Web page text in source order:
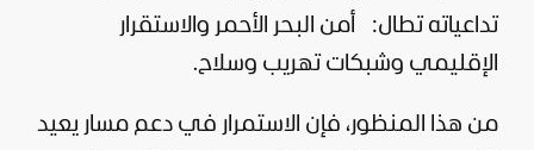
تداعياته تطال:
أمن البحر الأحمر والاستقرار
الإقليمي وشبكات تهريب وسلاح.
من هذا المنظور، فإن الاستمرار في دعم مسار يعيد